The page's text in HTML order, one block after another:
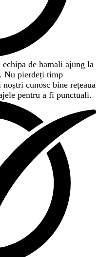
echipa de hamali ajung la
Nu pierdeți timp
cunosc bine rețeaua
pentru a fi punctuali.